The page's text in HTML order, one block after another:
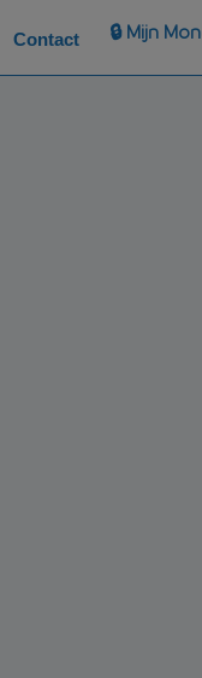
Contact 🔒 Mijn